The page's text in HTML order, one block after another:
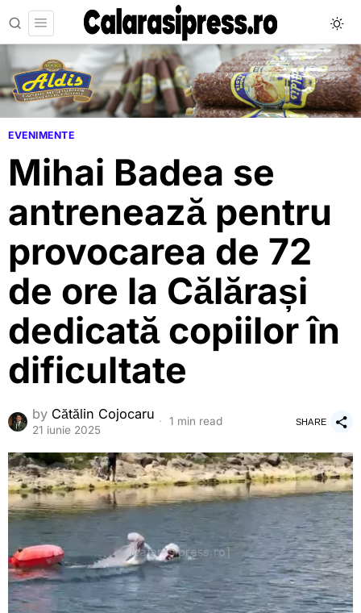
EVENIMENTE
Mihai Badea se
antrenează pentru
provocarea de 72
de ore la Călărași
dedicată copiilor în
dificultate
by Cătălin Cojocaru
21 iunie 2025
1 min read SHARE